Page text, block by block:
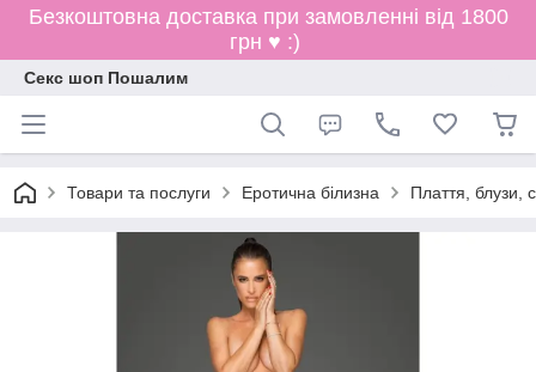
Безкоштовна доставка при замовленні від 1800
грн ♥ :)
Секс шоп Пошалим
Товари та послуги Еротична білизна Плаття, блузи,